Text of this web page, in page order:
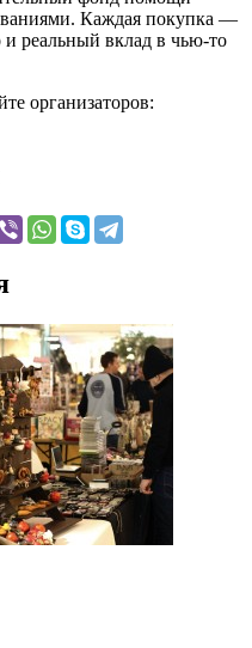
Каждая покупка —
и реальный вклад в чью-то
организаторов: